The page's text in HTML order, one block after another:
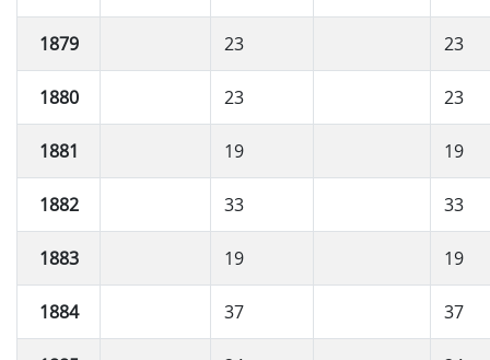
1879 23 23
1880 23 23
1881 19 19
1882 33 33
1883 19 19
1884 37 37